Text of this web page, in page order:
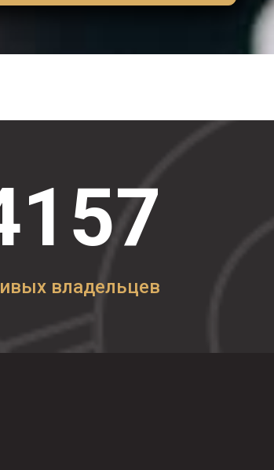
салон.
владельцев